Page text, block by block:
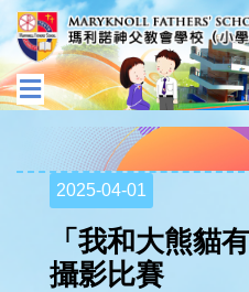
2025-04-01
「我和大熊貓
攝影比賽